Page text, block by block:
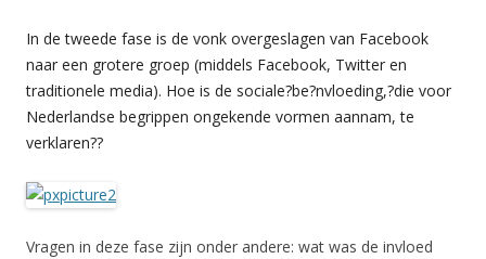
In de tweede fase is de vonk overgeslagen van Facebook
naar een grotere groep (middels Facebook, Twitter en
traditionele media). Hoe is de sociale?be?nvloeding,?die voor
Nederlandse begrippen ongekende vormen aannam, te
verklaren??
Vragen in deze fase zijn onder andere: wat was de invloed